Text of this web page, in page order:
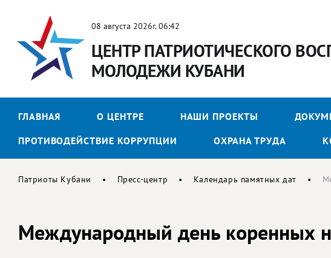
08 августа 2026г. 06:42
ЦЕНТР ПАТРИОТИЧЕСКОГО
МОЛОДЕЖИ КУБАНИ
ГЛАВНАЯ О ЦЕНТРЕ НАШИ ПРОЕКТЫ
ПРОТИВОДЕЙСТВИЕ КОРРУПЦИИ
ОХРАНА ТРУДА
Патриоты Кубани Пресс-центр Календарь памятных дат
Международный день коренных